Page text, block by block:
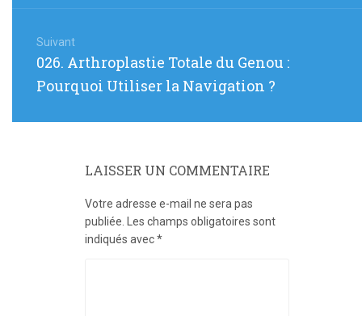
Suivant
Article
:
026. Arthroplastie Totale du Genou :
Pourquoi Utiliser la Navigation ?
LAISSER UN COMMENTAIRE
Votre adresse e-mail ne sera pas
publiée.
Les champs obligatoires sont
indiqués avec*